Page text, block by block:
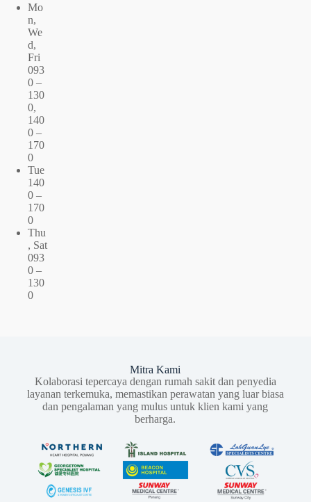
Mo
n,
We
d,
Fri
093
0 –
130
0,
140
0 –
170
0
Tue
140
0 –
170
0
Thu
, Sat
093
0 –
130
0
Mitra Kami
Kolaborasi tepercaya dengan rumah sakit dan penyedia
layanan terkemuka, memastikan perawatan yang luar biasa
dan pengalaman yang mulus untuk klien kami yang
berharga.